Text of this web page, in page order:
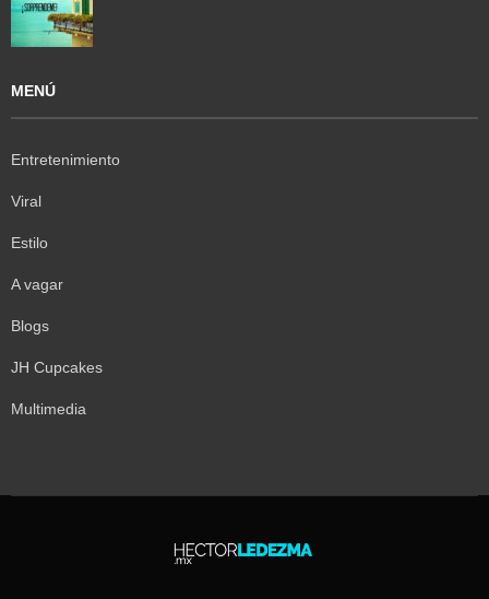
MENÚ
Entretenimiento
Viral
Estilo
A vagar
Blogs
JH Cupcakes
Multimedia